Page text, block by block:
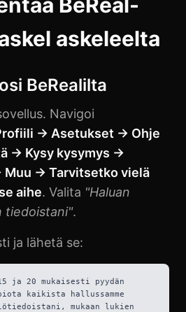
askeleelta
BeRealilta
Navigoi
→ Asetukset → Ohje
→ Kysy kysymys →
→ Tarvitsetko vielä
aihe. Valita "Haluan
tiedoistani".
ja lähetä se:
ja 20 mukaisesti pyydän
kaikista hallussamme
mukaan lukien